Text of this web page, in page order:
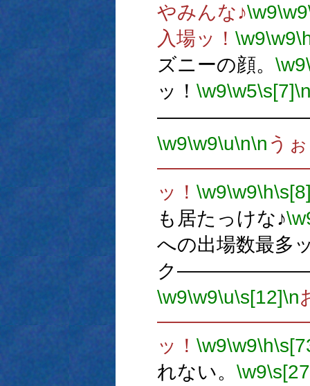
やみんな♪\w9\w9
入場ッ！ \w9\w9
ズニーの顔。 \w9
ッ！ \w9\w5\s[7]
\w9\w9\u\n\n うぉ
ッ！ \w9\w9\h
も居たっけな♪
への出場数最多
ク
\w9\w9\u\s[12]\n
ッ！ \w9\w9\h
れない。 \w9